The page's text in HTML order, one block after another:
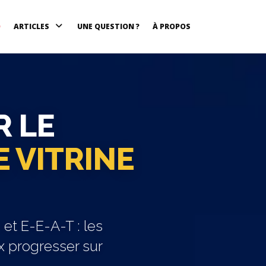
ARTICLES UNE QUESTION ? À PROPOS
LE
VITRINE
E-E-A-T : les
progresser sur